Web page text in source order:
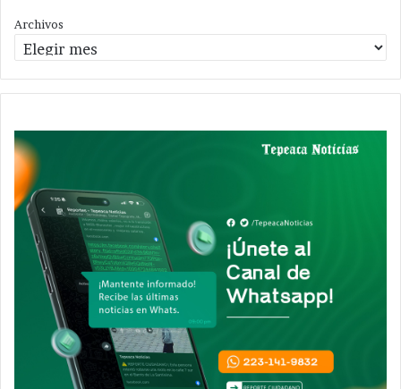
Archivos